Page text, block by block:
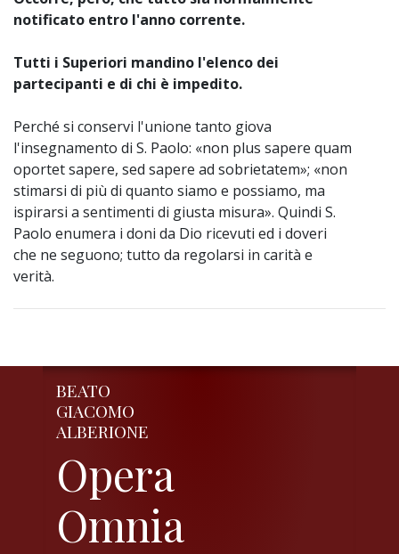
notificato entro l'anno corrente.
Tutti i Superiori mandino l'elenco dei
partecipanti e di chi è impedito.
Perché si conservi l'unione tanto giova
l'insegnamento di S. Paolo: «non plus sapere quam
oportet sapere, sed sapere ad sobrietatem»; «non
stimarsi di più di quanto siamo e possiamo, ma
ispirarsi a sentimenti di giusta misura». Quindi S.
Paolo enumera i doni da Dio ricevuti ed i doveri
che ne seguono; tutto da regolarsi in carità e
verità.
BEATO
GIACOMO
ALBERIONE
Opera
Omnia